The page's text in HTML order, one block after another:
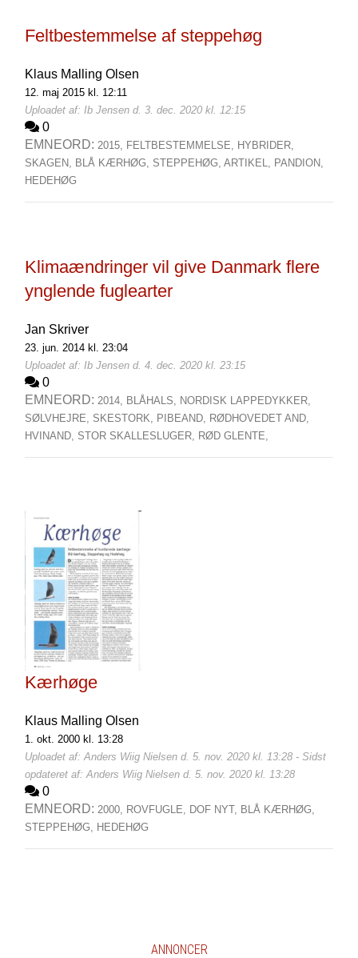
Feltbestemmelse af steppehøg
Klaus Malling Olsen
12. maj 2015 kl. 12:11
Uploadet af: Ib Jensen d. 3. dec. 2020 kl. 12:15
0
EMNEORD: 2015, FELTBESTEMMELSE, HYBRIDER,
SKAGEN, BLÅ KÆRHØG, STEPPEHØG, ARTIKEL, PANDION,
HEDEHØG
Klimaændringer vil give Danmark flere
ynglende fuglearter
Jan Skriver
23. jun. 2014 kl. 23:04
Uploadet af: Ib Jensen d. 4. dec. 2020 kl. 23:15
0
EMNEORD: 2014, BLÅHALS, NORDISK LAPPEDYKKER,
SØLVHEJRE, SKESTORK, PIBEAND, RØDHOVEDET AND,
HVINAND, STOR SKALLESLUGER, RØD GLENTE,
Kærhøge
Klaus Malling Olsen
1. okt. 2000 kl. 13:28
Uploadet af: Anders Wiig Nielsen d. 5. nov. 2020 kl. 13:28 - Sidst
opdateret af: Anders Wiig Nielsen d. 5. nov. 2020 kl. 13:28
0
EMNEORD: 2000, ROVFUGLE, DOF NYT, BLÅ KÆRHØG,
STEPPEHØG, HEDEHØG
ANNONCER